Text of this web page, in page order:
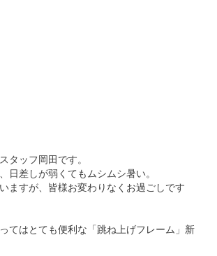
タッフ岡田です。
日差しが弱くてもムシムシ暑い。
ますが、皆様お変わりなくお過ごしです
てはとても便利な「跳ね上げフレーム」新